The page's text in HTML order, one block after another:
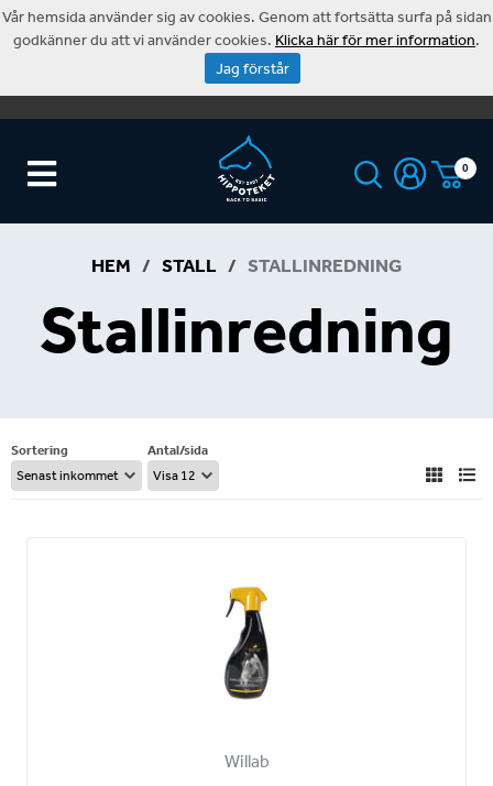
0
HEM / STALL / STALLINREDNING
Stallinredning
Sortering Antal/sida
Willab
Vår hemsida använder sig av cookies. Genom att fortsätta surfa på sidan
godkänner du att vi använder cookies. Klicka här för mer information.
Jag förstår